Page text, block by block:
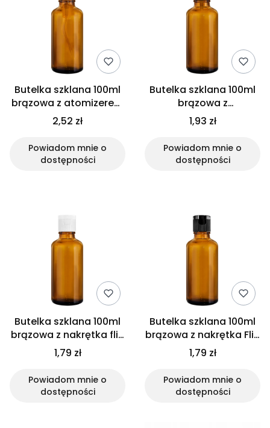
Butelka szklana 100ml
brązowa z atomizerem
złotym
2,52 zł
Powiadom mnie o
dostępności
Butelka szklana 100ml
brązowa z
kroplomierzem
czarnym
1,93 zł
Powiadom mnie o
dostępności
Butelka szklana 100ml
brązowa z nakrętka flip
top białą
1,79 zł
Powiadom mnie o
dostępności
Butelka szklana 100ml
brązowa z nakrętka Flip
Top czarną
1,79 zł
Powiadom mnie o
dostępności